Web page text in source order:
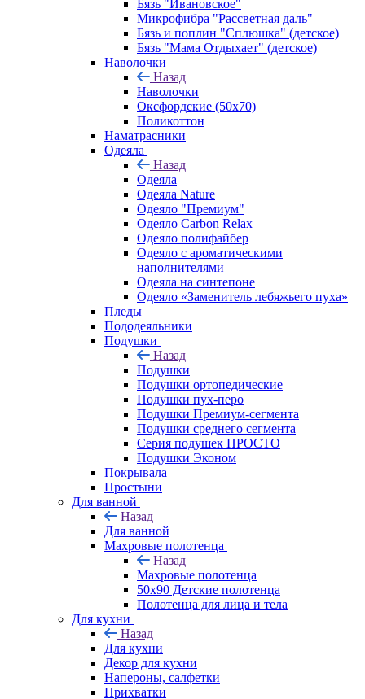
Бязь "Ивановское"
Микрофибра "Рассветная даль"
Бязь и поплин "Сплюшка" (детское)
Бязь "Мама Отдыхает" (детское)
Наволочки
Назад
Наволочки
Оксфордские (50х70)
Поликоттон
Наматрасники
Одеяла
Назад
Одеяла
Одеяла Nature
Одеяло "Премиум"
Одеяло Carbon Relax
Одеяло полифайбер
Одеяло с ароматическими
наполнителями
Одеяла на синтепоне
Одеяло «Заменитель лебяжьего пуха»
Пледы
Пододеяльники
Подушки
Назад
Подушки
Подушки ортопедические
Подушки пух-перо
Подушки Премиум-сегмента
Подушки среднего сегмента
Серия подушек ПРОСТО
Подушки Эконом
Покрывала
Простыни
Для ванной
Назад
Для ванной
Махровые полотенца
Назад
Махровые полотенца
50х90 Детские полотенца
Полотенца для лица и тела
Для кухни
Назад
Для кухни
Декор для кухни
Напероны, салфетки
Прихватки